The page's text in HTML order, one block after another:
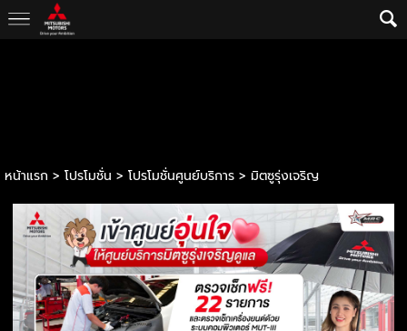
หน้าแรก > โปรโมชั่น > โปรโมชั่นศูนย์บริการ> มิตซูรุ่งเจริญ